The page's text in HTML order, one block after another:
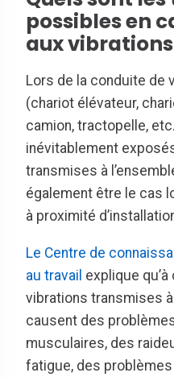
possibles en
aux vibrations
Lors de la conduite de
(chariot élévateur,
camion, tractopelle,
inévitablement
transmises à
également être le cas
à proximité
Le Centre de
au travail explique
vibrations transmises
causent des
musculaires, des
fatigue, des